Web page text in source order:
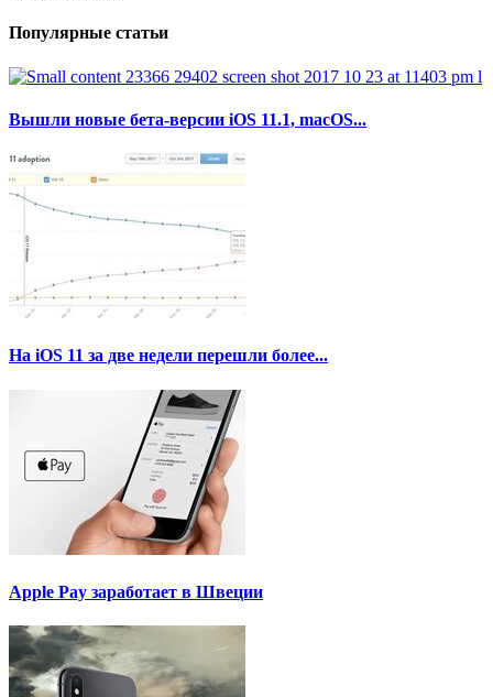
Популярные статьи
Вышли новые бета-версии iOS 11.1, macOS...
На iOS 11 за две недели перешли более...
Apple Pay заработает в Швеции